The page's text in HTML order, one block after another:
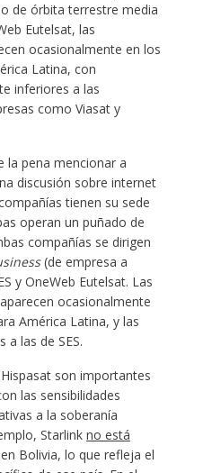
de órbita terrestre media
Eutelsat, las
ocasionalmente en los
Latina, con
inferiores a las
como Viasat y
la pena mencionar a
discusión sobre internet
tienen su sede
operan un puñado de
compañías se dirigen
(de empresa a
y OneWeb Eutelsat. Las
ocasionalmente
América Latina, y las
a las de SES.
son importantes
las sensibilidades
a la soberanía
Starlink no está
en Bolivia, lo que refleja el